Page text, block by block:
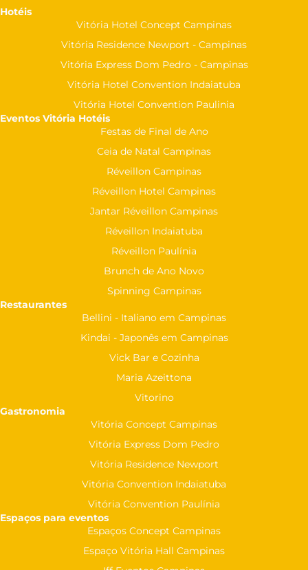
Hotéis
Vitória Hotel Concept Campinas
Vitória Residence Newport - Campinas
Vitória Express Dom Pedro - Campinas
Vitória Hotel Convention Indaiatuba
Vitória Hotel Convention Paulinia
Eventos Vitória Hotéis
Festas de Final de Ano
Ceia de Natal Campinas
Réveillon Campinas
Réveillon Hotel Campinas
Jantar Réveillon Campinas
Réveillon Indaiatuba
Réveillon Paulínia
Brunch de Ano Novo
Spinning Campinas
Restaurantes
Bellini - Italiano em Campinas
Kindai - Japonês em Campinas
Vick Bar e Cozinha
Maria Azeittona
Vitorino
Gastronomia
Vitória Concept Campinas
Vitória Express Dom Pedro
Vitória Residence Newport
Vitória Convention Indaiatuba
Vitória Convention Paulínia
Espaços para eventos
Espaços Concept Campinas
Espaço Vitória Hall Campinas